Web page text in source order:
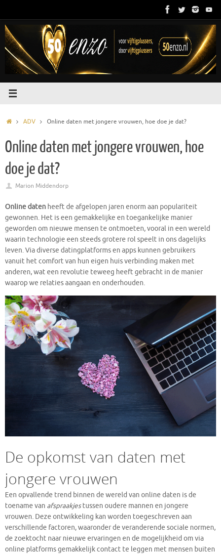
de
inhoud
HomeADV Online daten met jongere vrouwen, hoe doe je dat?
Online daten met jongere vrouwen, hoe
doe je dat?
Marion Middendorp
Online daten heeft de afgelopen jaren enorm aan populariteit
gewonnen. Het is een gemakkelijke en toegankelijke manier
geworden om nieuwe mensen te ontmoeten, vooral in een wereld
waarin technologie een steeds grotere rol speelt in ons dagelijks
leven. Via diverse datingplatforms en apps kunnen gebruikers
vanuit het comfort van hun eigen huis verbinding maken met
anderen, wat een revolutie teweeg heeft gebracht in de manier
waarop we relaties aangaan en onderhouden.
De opkomst van daten met
jongere vrouwen
Een opvallende trend binnen de wereld van online daten is de
toename van afspraakjestussen oudere mannen en jongere
vrouwen. Deze ontwikkeling kan worden toegeschreven aan
verschillende factoren, waaronder de veranderende sociale normen,
de zoektocht naar nieuwe ervaringen en de mogelijkheid om via
online platforms gemakkelijk contact te leggen met mensen buiten